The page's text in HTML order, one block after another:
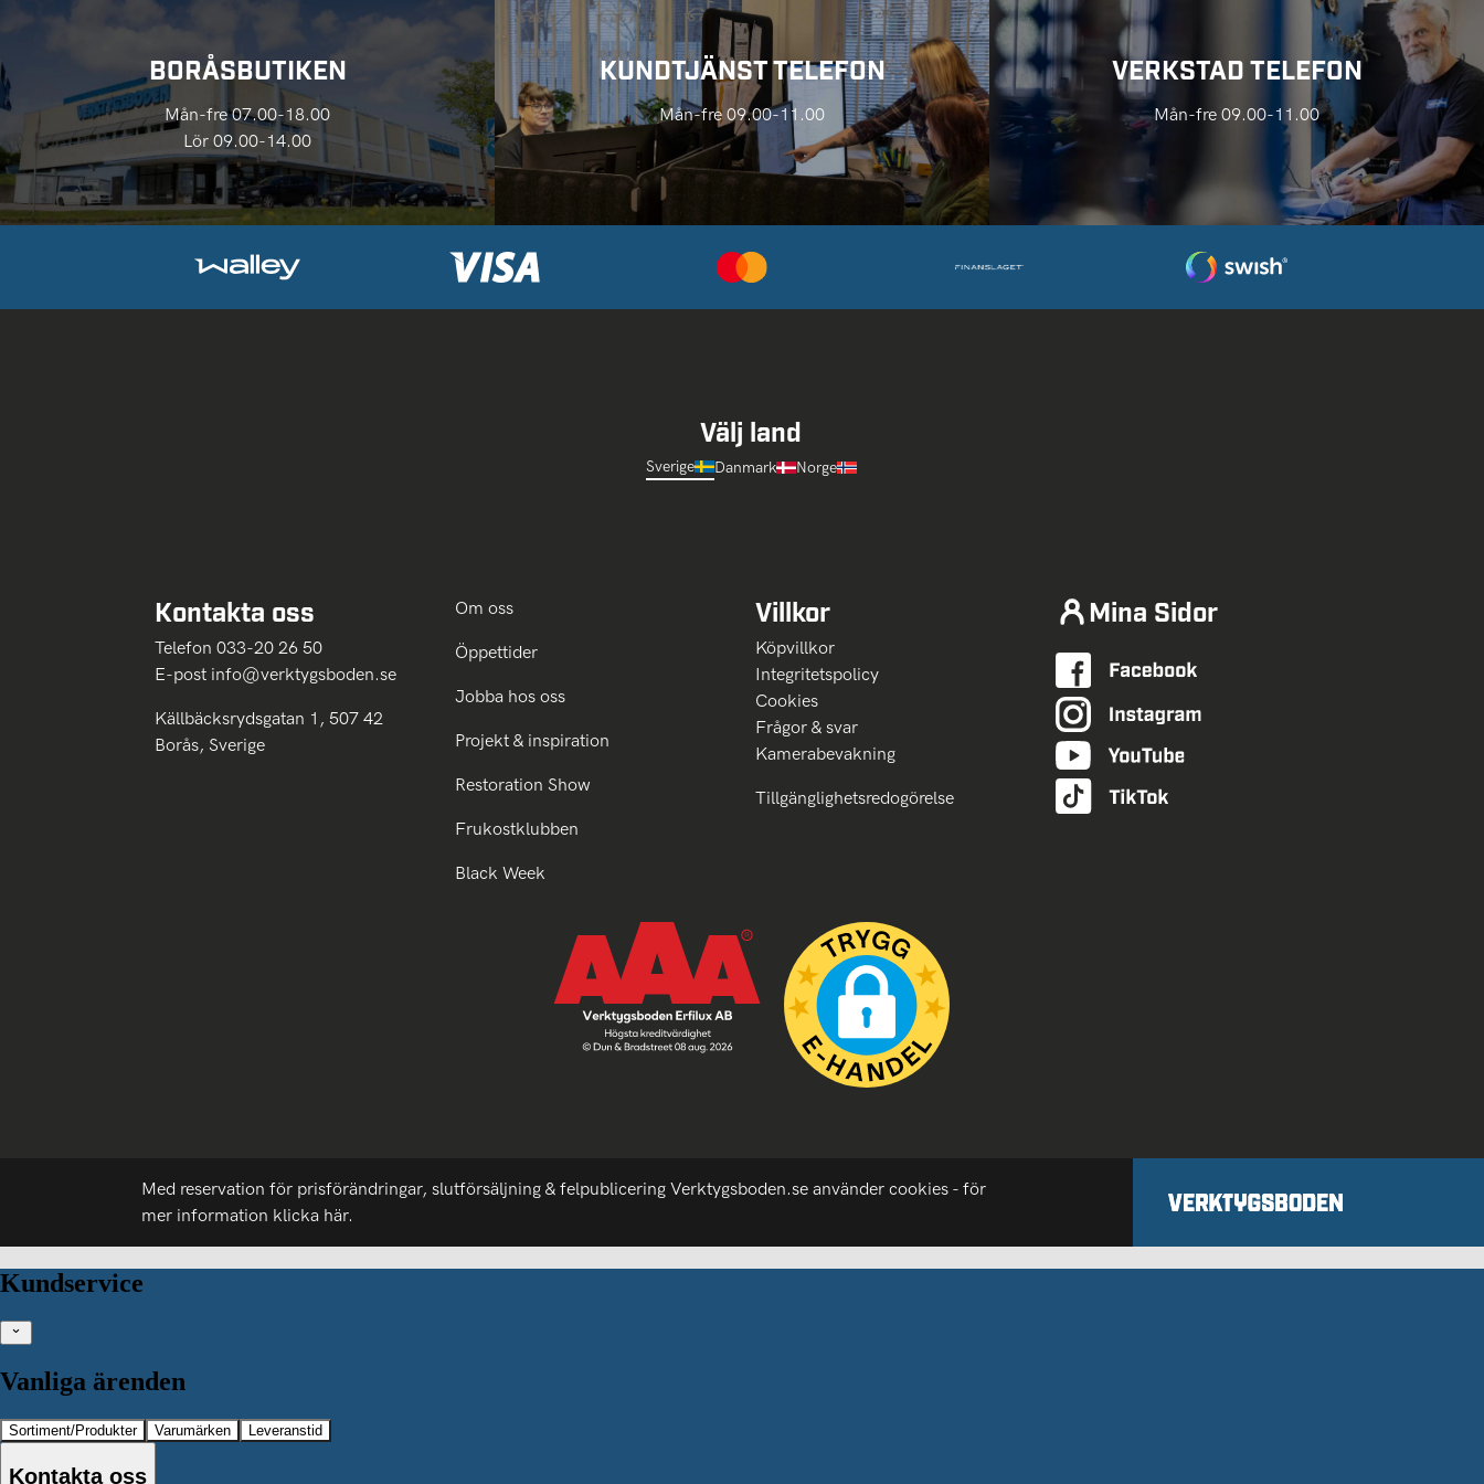
BORÅSBUTIKEN
Mån-fre 07.00-18.00
Lör 09.00-14.00
KUNDTJÄNST TELEFON
Mån-fre 09.00-11.00
VERKSTAD TELEFON
Mån-fre 09.00-11.00
Välj land
Sverige Danmark Norge
Kontakta oss
Telefon 033-20 26 50
E-post info@verktygsboden.se
Källbäcksrydsgatan 1, 507 42
Borås, Sverige
Om oss
Öppettider
Jobba hos oss
Projekt & inspiration
Restoration Show
Frukostklubben
Black Week
Villkor
Köpvillkor
Integritetspolicy
Cookies
Frågor & svar
Kamerabevakning
Tillgänglighetsredogörelse
Mina Sidor
Med reservation för prisförändringar, slutförsäljning & felpublicering Verktygsboden.se använder cookies - för
mer information klicka här.